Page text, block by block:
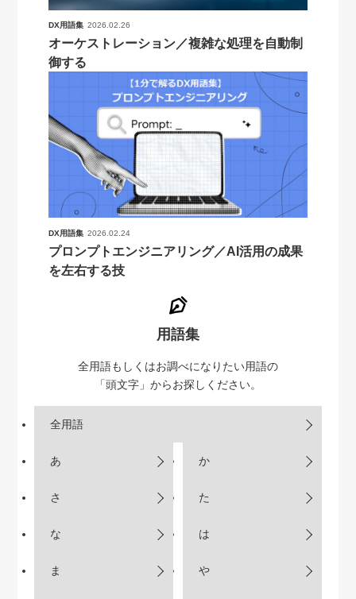
DX用語集 2026.02.26
オーケストレーション／複雑な処理を自動制
御する
DX用語集 2026.02.24
プロンプトエンジニアリング／AI活用の成果
を左右する技
用語集
全用語もしくはお調べになりたい用語の
「頭文字」からお探しください。
全用語
あ か
さ た
な は
ま や